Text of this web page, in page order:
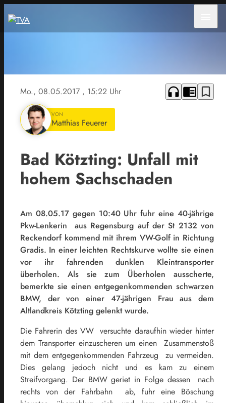
Mo., 08.05.2017 , 15:22 Uhr headphones chrome_reader_mode bookmark_border
VON
Matthias Feuerer
Bad Kötzting: Unfall mit
hohem Sachschaden
Am 08.05.17 gegen 10:40 Uhr fuhr eine 40-jährige
Pkw-Lenkerin aus Regensburg auf der St 2132 von
Reckendorf kommend mit ihrem VW-Golf in Richtung
Gradis. In einer leichten Rechtskurve wollte sie einen
vor ihr fahrenden dunklen Kleintransporter
überholen. Als sie zum Überholen ausscherte,
bemerkte sie einen entgegenkommenden schwarzen
BMW, der von einer 47-jährigen Frau aus dem
Altlandkreis Kötzting gelenkt wurde.
Die Fahrerin des VW versuchte daraufhin wieder hinter
dem Transporter einzuscheren um einen Zusammenstoß
mit dem entgegenkommenden Fahrzeug zu vermeiden.
Dies gelang jedoch nicht und es kam zu einem
Streifvorgang. Der BMW geriet in Folge dessen nach
rechts von der Fahrbahn ab, fuhr eine Böschung